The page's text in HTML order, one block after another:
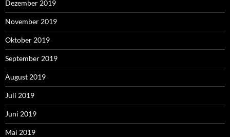
Dezember 2019
November 2019
Oktober 2019
September 2019
August 2019
Juli 2019
Juni 2019
Mai 2019